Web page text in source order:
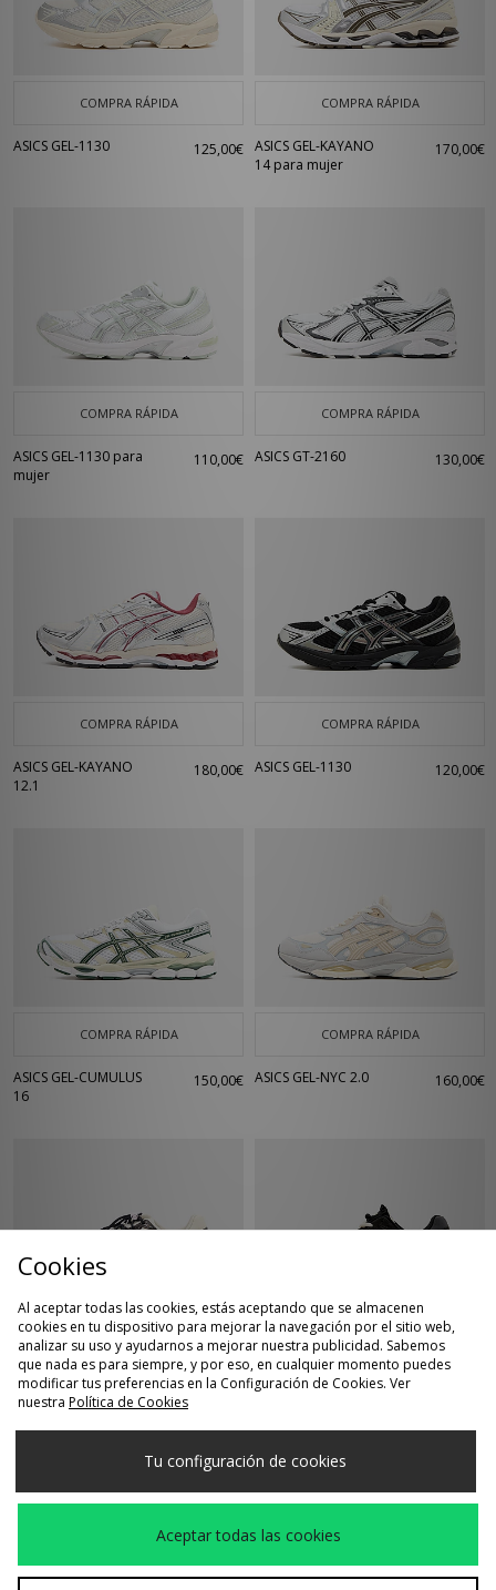
COMPRA RÁPIDA
ASICS GEL-1130 125,00€
COMPRA RÁPIDA
ASICS GEL-KAYANO
14 para mujer
170,00€
COMPRA RÁPIDA
ASICS GEL-1130 para
mujer
110,00€
COMPRA RÁPIDA
ASICS GT-2160 130,00€
COMPRA RÁPIDA
ASICS GEL-KAYANO
12.1
180,00€
COMPRA RÁPIDA
ASICS GEL-1130 120,00€
COMPRA RÁPIDA
ASICS GEL-CUMULUS
16
150,00€
COMPRA RÁPIDA
ASICS GEL-NYC 2.0 160,00€
COMPRA RÁPIDA
ASICS x Finesse GEL-
CUMULUS para mujer
195,00€
COMPRA RÁPIDA
ASICS x Griff GEL-
Cookies
Al aceptar todas las cookies, estás aceptando que se almacenen
cookies en tu dispositivo para mejorar la navegación por el sitio web,
analizar su uso y ayudarnos a mejorar nuestra publicidad. Sabemos
que nada es para siempre, y por eso, en cualquier momento puedes
modificar tus preferencias en la Configuración de Cookies. Ver
nuestra Política de Cookies
Tu configuración de cookies
Aceptar todas las cookies